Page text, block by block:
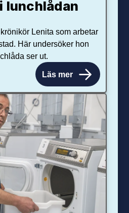
lunchlådan
Lenita som arbetar
Här undersöker hon
ser ut.
Läs mer